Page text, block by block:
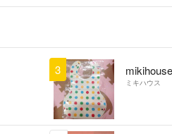
3 mikihouse
ミキハウス